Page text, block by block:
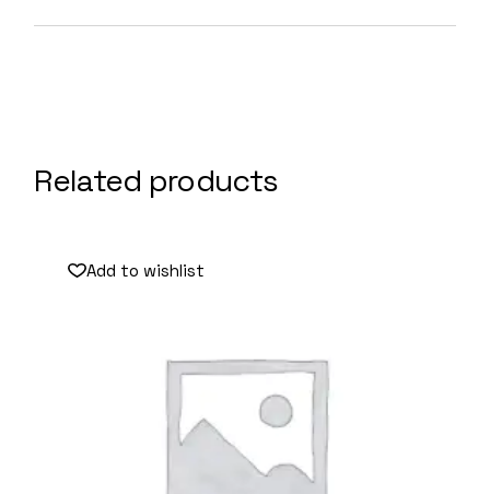
Related products
Add to wishlist